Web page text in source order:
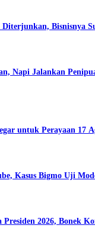
Bisnisnya
Napi Jalankan
untuk Perayaan 17
Kasus Bigmo Uji
Presiden 2026, Bonek